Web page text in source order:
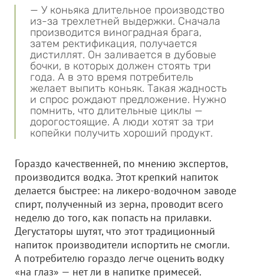
— У коньяка длительное производство
из-за трехлетней выдержки. Сначала
производится виноградная брага,
затем ректификация, получается
дистиллят. Он заливается в дубовые
бочки, в которых должен стоять три
года. А в это время потребитель
желает выпить коньяк. Такая жадность
и спрос рождают предложение. Нужно
помнить, что длительные циклы —
дорогостоящие. А люди хотят за три
копейки получить хороший продукт.
Гораздо качественней, по мнению экспертов,
производится водка. Этот крепкий напиток
делается быстрее: на ликеро-водочном заводе
спирт, полученный из зерна, проводит всего
неделю до того, как попасть на прилавки.
Дегустаторы шутят, что этот традиционный
напиток производители испортить не смогли.
А потребителю гораздо легче оценить водку
«на глаз» — нет ли в напитке примесей.